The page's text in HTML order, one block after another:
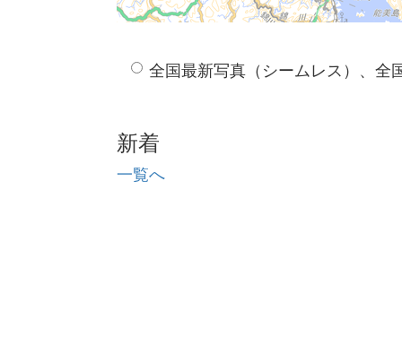
全国最新写真（シームレス）、全
新着
一覧へ